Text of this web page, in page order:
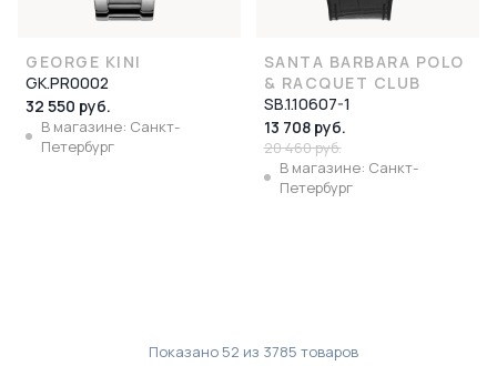
GEORGE KINI
GK.PR0002
32 550 руб.
В магазине: Санкт-
Петербург
SANTA BARBARA POLO
& RACQUET CLUB
SB.1.10607-1
13 708 руб.
20 460 руб.
В магазине: Санкт-
Петербург
Показано 52 из 3785 товаров